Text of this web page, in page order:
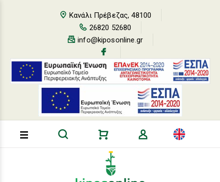
Κανάλι Πρέβεζας, 48100
26820 52680
info@kiposonline.gr